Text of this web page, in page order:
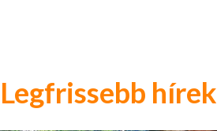
Legfrissebb hírek